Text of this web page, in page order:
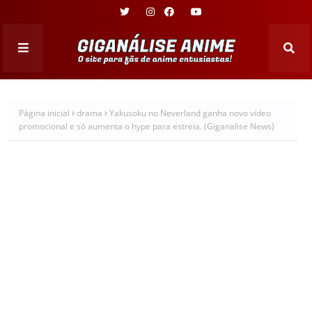
Página inicial drama
Yakusoku no Neverland ganha novo vídeo
promocional e só aumenta o hype para estreia. (Giganalise News)